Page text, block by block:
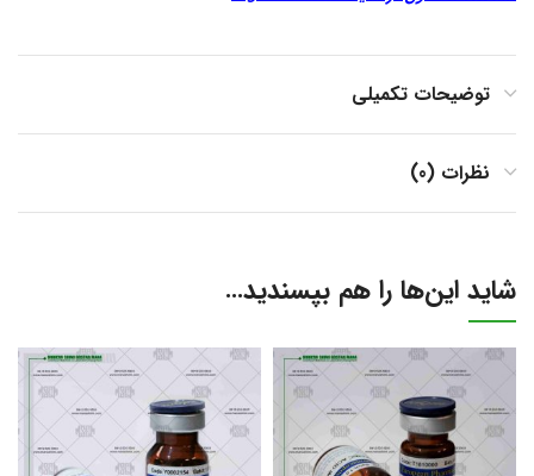
توضیحات تکمیلی
نظرات (0)
شاید این‌ها را هم بپسندید…